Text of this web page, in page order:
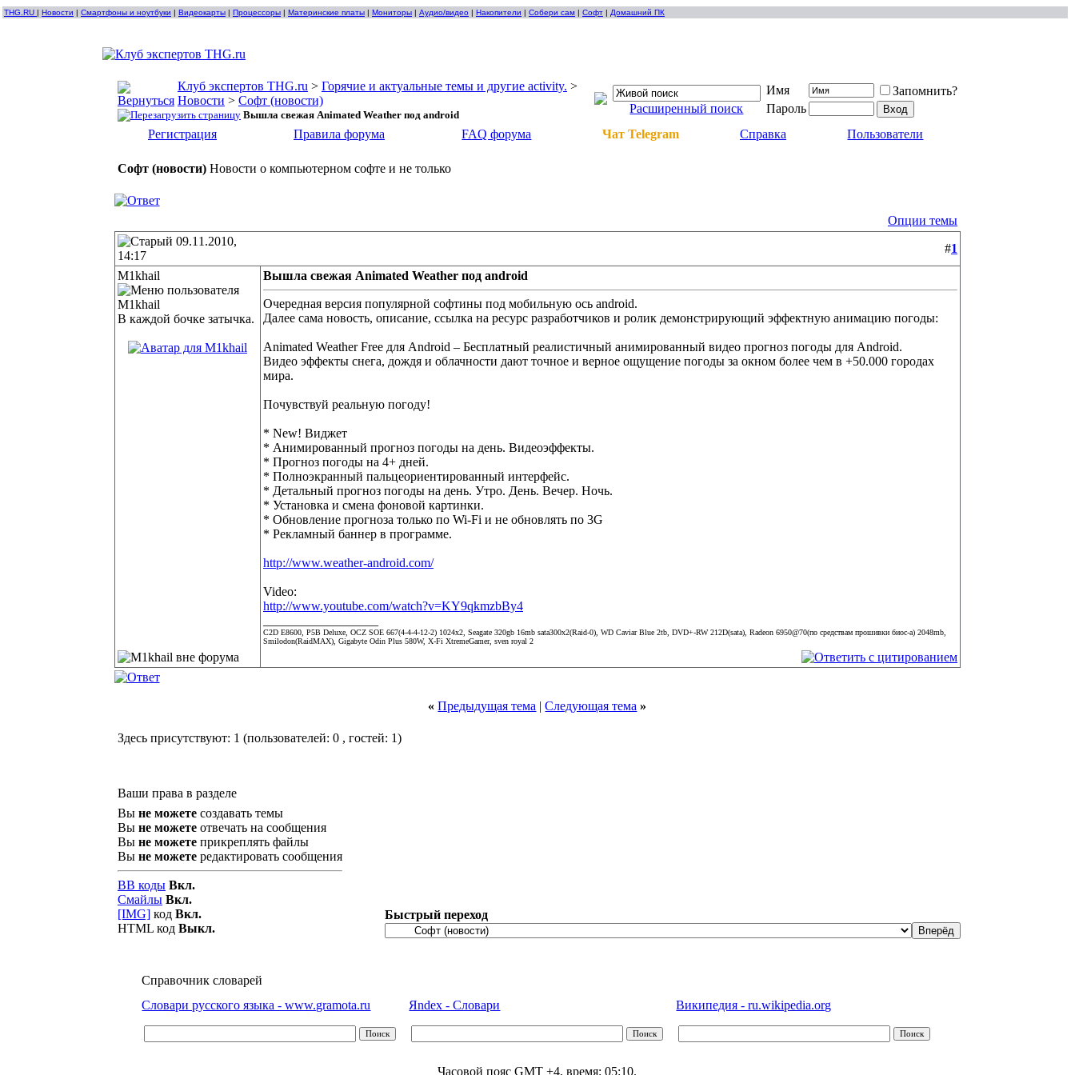
THG.RU | Новости | Смартфоны и ноутбуки | Видеокарты | Процессоры | Материнские платы | Мониторы | Аудио/видео | Накопители | Собери сам | Софт | Домашний ПК
Клуб экспертов THG.ru > Горячие и актуальные темы и другие activity. >
Новости > Софт (новости)
Вышла свежая Animated Weather под android Расширенный поиск
Имя
Запомнить?
Пароль
Регистрация
Правила форума FAQ форума Чат Telegram Справка Пользователи
Софт (новости) Новости о компьютерном софте и не только
Опции темы
09.11.2010,
14:17
#1
M1khail
В каждой бочке затычка.
Вышла свежая Animated Weather под android
Очередная версия популярной софтины под мобильную ось android.
Далее сама новость, описание, ссылка на ресурс разработчиков и ролик демонстрирующий эффектную анимацию погоды:
Animated Weather Free для Android – Бесплатный реалистичный анимированный видео прогноз погоды для Android.
Видео эффекты снега, дождя и облачности дают точное и верное ощущение погоды за окном более чем в +50.000 городах
мира.
Почувствуй реальную погоду!
* New! Виджет
* Анимированный прогноз погоды на день. Видеоэффекты.
* Прогноз погоды на 4+ дней.
* Полноэкранный пальцеориентированный интерфейс.
* Детальный прогноз погоды на день. Утро. День. Вечер. Ночь.
* Установка и смена фоновой картинки.
* Обновление прогноза только по Wi-Fi и не обновлять по 3G
* Рекламный баннер в программе.
http://www.weather-android.com/
Video:
http://www.youtube.com/watch?v=KY9qkmzbBy4
C2D E8600, P5B Deluxe, OCZ SOE 667(4-4-4-12-2) 1024x2, Seagate 320gb 16mb sata300x2(Raid-0), WD Caviar Blue 2tb, DVD+-RW 212D(sata), Radeon 6950@70(по средствам прошивки биос-а) 2048mb,
Smilodon(RaidMAX), Gigabyte Odin Plus 580W, X-Fi XtremeGamer, sven royal 2
« Предыдущая тема |Следующая тема »
Здесь присутствуют: 1 (пользователей: 0 , гостей: 1)
Ваши права в разделе
Вы не можетесоздавать темы
Вы не можетеотвечать на сообщения
Вы не можетеприкреплять файлы
Вы не можетередактировать сообщения
BB коды Вкл.
Смайлы Вкл.
[IMG]код Вкл.
HTML код Выкл.
Быстрый переход
Справочник словарей
Словари русского языка - www.gramota.ru
Яndex - Словари Википедия - ru.wikipedia.org
Часовой пояс GMT +4, время:05:10.